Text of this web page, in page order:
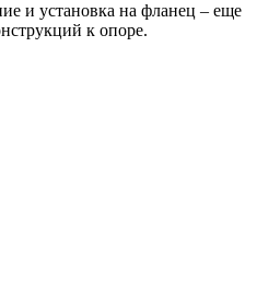
и установка на фланец – еще
к опоре.